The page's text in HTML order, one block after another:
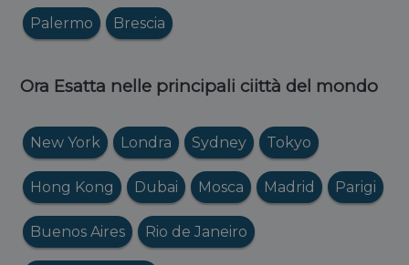
Palermo Brescia
Ora Esatta nelle principali ciittà del mondo
New York Londra Sydney Tokyo
Hong Kong Dubai Mosca Madrid Parigi
Buenos Aires Rio de Janeiro